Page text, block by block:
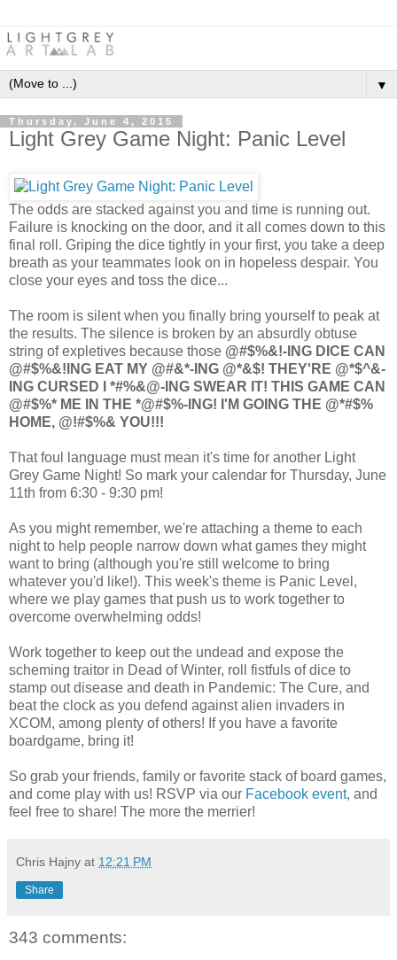
▼
Thursday, June 4, 2015
Light Grey Game Night: Panic Level
The odds are stacked against you and time is running out.
Failure is knocking on the door, and it all comes down to this
final roll. Griping the dice tightly in your first, you take a deep
breath as your teammates look on in hopeless despair. You
close your eyes and toss the dice...
The room is silent when you finally bring yourself to peak at
the results. The silence is broken by an absurdly obtuse
string of expletives because those @#$%&!-ING DICE CAN
@#$%&!ING EAT MY @#&*-ING @*&$! THEY'RE @*$^&-
ING CURSED I *#%&@-ING SWEAR IT! THIS GAME CAN
@#$%* ME IN THE *@#$%-ING! I'M GOING THE @*#$%
HOME, @!#$%& YOU!!!
That foul language must mean it's time for another Light
Grey Game Night! So mark your calendar for Thursday, June
11th from 6:30 - 9:30 pm!
As you might remember, we're attaching a theme to each
night to help people narrow down what games they might
want to bring (although you're still welcome to bring
whatever you'd like!). This week's theme is Panic Level,
where we play games that push us to work together to
overcome overwhelming odds!
Work together to keep out the undead and expose the
scheming traitor in Dead of Winter, roll fistfuls of dice to
stamp out disease and death in Pandemic: The Cure, and
beat the clock as you defend against alien invaders in
XCOM, among plenty of others! If you have a favorite
boardgame, bring it!
So grab your friends, family or favorite stack of board games,
and come play with us! RSVP via our Facebook event, and
feel free to share! The more the merrier!
Chris Hajny at 12:21 PM
Share
343 comments: